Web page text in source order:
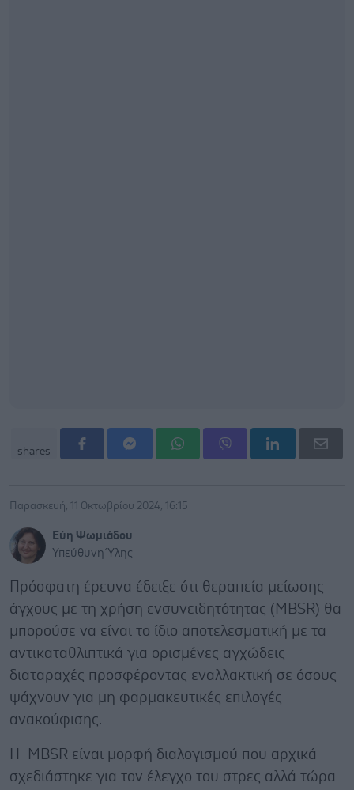
shares
Παρασκευή, 11 Οκτωβρίου 2024, 16:15
Εύη Ψωμιάδου
Υπεύθυνη Ύλης
Πρόσφατη έρευνα έδειξε ότι θεραπεία μείωσης
άγχους με τη χρήση ενσυνειδητότητας (MBSR) θα
μπορούσε να είναι το ίδιο αποτελεσματική με τα
αντικαταθλιπτικά για ορισμένες αγχώδεις
διαταραχές προσφέροντας εναλλακτική σε όσους
ψάχνουν για μη φαρμακευτικές επιλογές
ανακούφισης.
Η MBSR είναι μορφή διαλογισμού που αρχικά
σχεδιάστηκε για τον έλεγχο του στρες αλλά τώρα